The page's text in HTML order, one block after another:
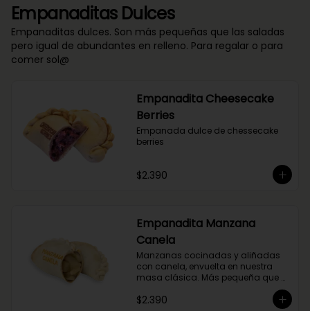
Empanaditas Dulces
Empanaditas dulces. Son más pequeñas que las saladas
pero igual de abundantes en relleno. Para regalar o para
comer sol@
Empanadita Cheesecake
Berries
Empanada dulce de chessecake
berries
$2.390
Empanadita Manzana
Canela
Manzanas cocinadas y aliñadas
con canela, envuelta en nuestra
masa clásica. Más pequeña que
$2.390